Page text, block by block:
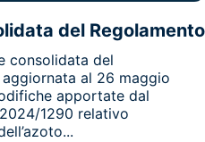
del Regolamento
consolidata del
al 26 maggio
apportate dal
1290 relativo